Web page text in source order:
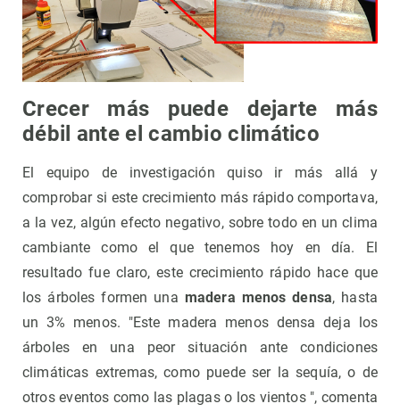
Crecer más puede dejarte más
débil ante el cambio climático
El equipo de investigación quiso ir más allá y
comprobar si este crecimiento más rápido comportava,
a la vez, algún efecto negativo, sobre todo en un clima
cambiante como el que tenemos hoy en día. El
resultado fue claro, este crecimiento rápido hace que
los árboles formen una madera menos densa, hasta
un 3% menos. "Este madera menos densa deja los
árboles en una peor situación ante condiciones
climáticas extremas, como puede ser la sequía, o de
otros eventos como las plagas o los vientos ", comenta